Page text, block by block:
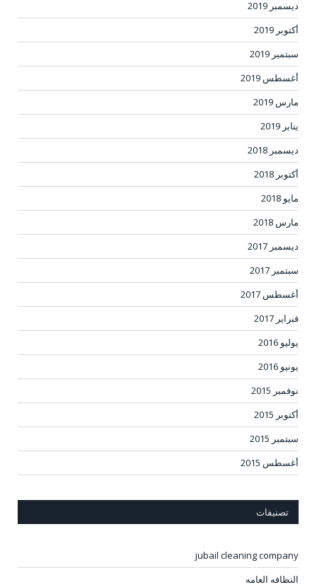
ديسمبر 2019
أكتوبر 2019
سبتمبر 2019
أغسطس 2019
مارس 2019
يناير 2019
ديسمبر 2018
أكتوبر 2018
مايو 2018
مارس 2018
ديسمبر 2017
سبتمبر 2017
أغسطس 2017
فبراير 2017
يوليو 2016
يونيو 2016
نوفمبر 2015
أكتوبر 2015
سبتمبر 2015
أغسطس 2015
تصنيفات
jubail cleaning company
النظافه العامه